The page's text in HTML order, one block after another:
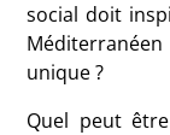
social doit
unique ?
Quel peut